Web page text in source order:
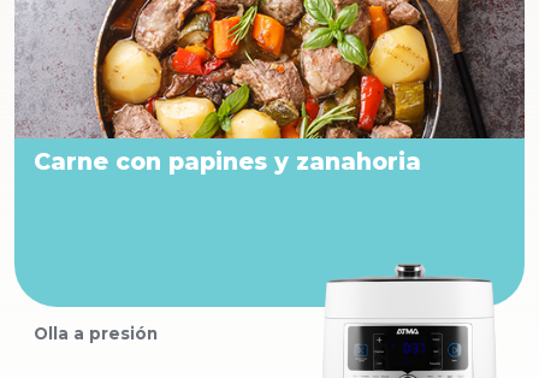
Carne con papines y zanahoria
Olla a presión